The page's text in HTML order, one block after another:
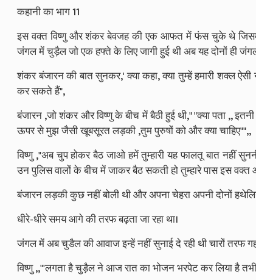
कहानी का भाग 11
इस वक्त विष्णु और शंकर बेवजह की एक आफत में फंस चुके थे जिसमें
जंगल में चुड़ैल जो एक हफ्ते के लिए जागी हुई थी अब यह दोनों ही
शंकर बंजारन की बात सुनकर,' क्या कहा, क्या तुम्हें हमारी शक्ल
कर सकते हैं",
बंजारन ,जो शंकर और विष्णु के बीच में बैठी हुई थी," "क्या पता ,,
ऊपर से मुझ जैसी खूबसूरत लड़की ,तुम पुरुषों को और क्या चाहिए"",,
विष्णु ,"अब चुप होकर बैठ जाओ हमें तुम्हारी यह फालतू बात नहीं
उन पुलिस वालों के बीच में जाकर बैठ सकती हो तुम्हारे पास इस
बंजारन लड़की कुछ नहीं बोली थी और अपना चेहरा अपनी दोनों
धीरे-धीरे समय आगे की तरफ बढ़ता जा रहा था।
जंगल में अब चुडैल की आवाज इन्हें नहीं सुनाई दे रही थी चारों तरफ
विष्णु ,,"'लगता है चुड़ैल ने आज रात का भोजन भरपेट कर लिया है